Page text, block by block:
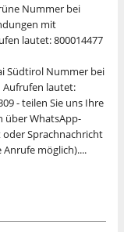
Nummer bei
mit
lautet: 800014477
Südtirol Nummer bei
Aufrufen lautet:
- teilen Sie uns Ihre
über WhatsApp-
oder Sprachnachricht
Anrufe möglich)....